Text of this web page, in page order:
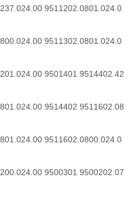
9511202.0801.024.0
9511302.0801.024.0
9501401 9514402.42
9514402 9511602.08
9511602.0800.024.0
9500301 9500202.07